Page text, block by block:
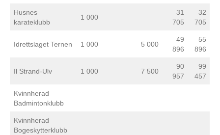
Husnes
karateklubb
1 000
31
705
32
705
Idrettslaget Ternen 1 000 5 000
49
896
55
896
Il Strand-Ulv 1 000 7 500
90
957
99
457
Kvinnherad
Badmintonklubb
Kvinnherad
Bogeskytterklubb